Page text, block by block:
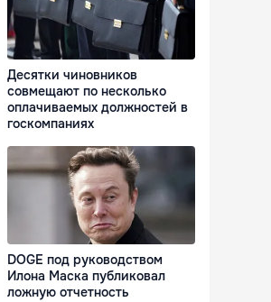
Десятки чиновников
совмещают по несколько
оплачиваемых должностей в
госкомпаниях
DOGE под руководством
Илона Маска публиковал
ложную отчетность